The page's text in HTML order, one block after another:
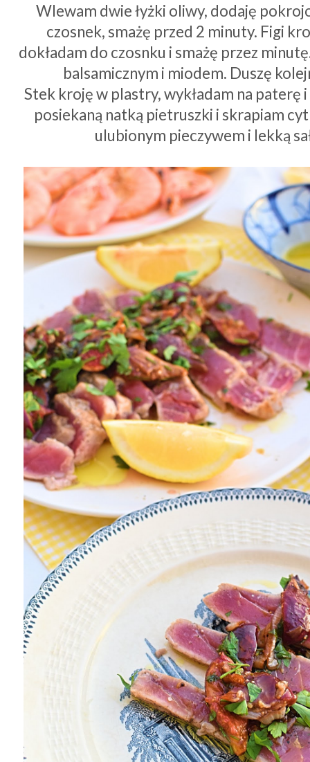
Wlewam dwie łyżki oliwy, dodaję
czosnek, smażę przed 2 minuty. Figi
dokładam do czosnku i smażę przez
balsamicznym i miodem. Duszę
Stek kroję w plastry, wykładam na paterę
posiekaną natką pietruszki i skrapiam
ulubionym pieczywem i lekką